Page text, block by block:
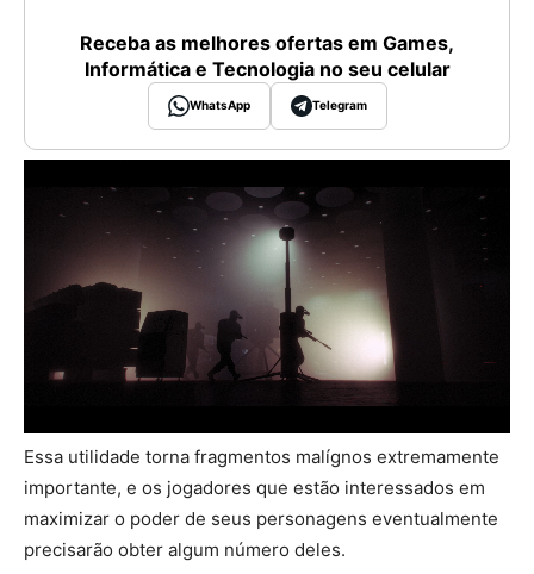
Receba as melhores ofertas em Games,
Informática e Tecnologia no seu celular
WhatsApp Telegram
Essa utilidade torna fragmentos malígnos extremamente
importante, e os jogadores que estão interessados em
maximizar o poder de seus personagens eventualmente
precisarão obter algum número deles.